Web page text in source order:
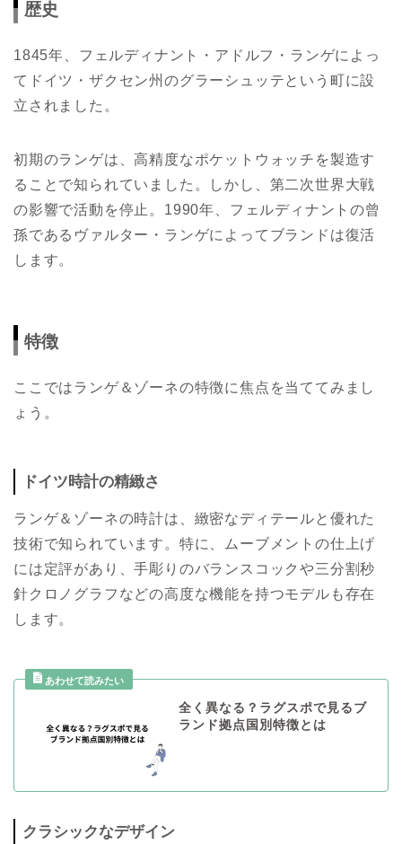
歴史
1845年、フェルディナント・アドルフ・ランゲによっ
てドイツ・ザクセン州のグラーシュッテという町に設
立されました。
初期のランゲは、高精度なポケットウォッチを製造す
ることで知られていました。しかし、第二次世界大戦
の影響で活動を停止。1990年、フェルディナントの曾
孫であるヴァルター・ランゲによってブランドは復活
します。
特徴
ここではランゲ＆ゾーネの特徴に焦点を当ててみまし
ょう。
ドイツ時計の精緻さ
ランゲ＆ゾーネの時計は、緻密なディテールと優れた
技術で知られています。特に、ムーブメントの仕上げ
には定評があり、手彫りのバランスコックや三分割秒
針クロノグラフなどの高度な機能を持つモデルも存在
します。
全く異なる？ラグスポで見るブ
ランド拠点国別特徴とは
クラシックなデザイン